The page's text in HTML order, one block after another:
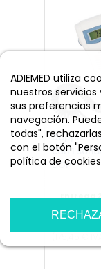
ADIEMED utiliza
nuestros
sus preferencias
navegación.
todas",
con el botón
política de
Doppler
con 1
DOP
Entrega
145,00